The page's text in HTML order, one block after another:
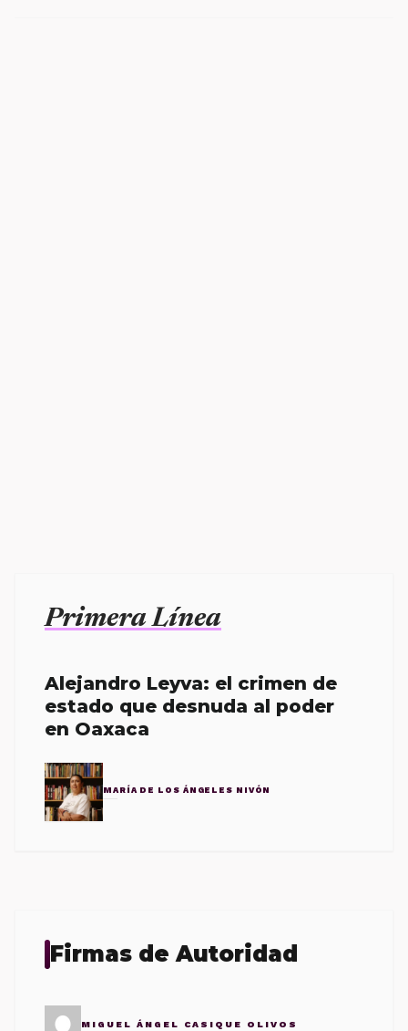
Primera Línea
Alejandro Leyva: el crimen de
estado que desnuda al poder
en Oaxaca
MARÍA DE LOS ÁNGELES NIVÓN
Firmas de Autoridad
MIGUEL ÁNGEL CASIQUE OLIVOS